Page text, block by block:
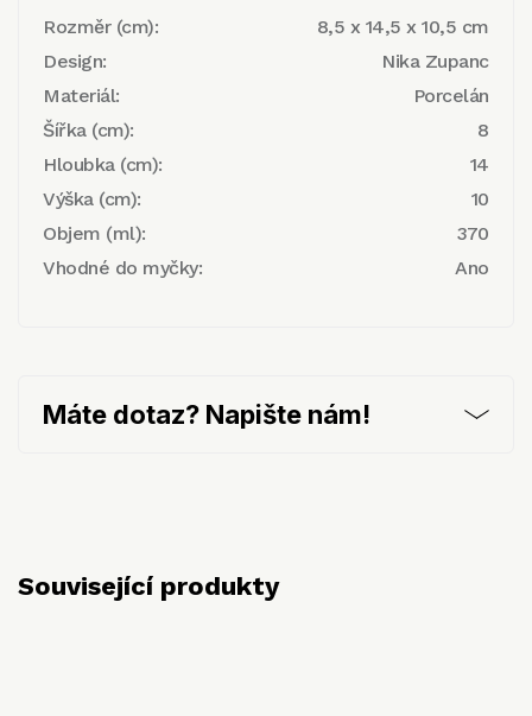
Rozměr (cm):
8,5 x 14,5 x 10,5 cm
Design:
Nika Zupanc
Materiál:
Porcelán
Šířka (cm):
8
Hloubka (cm):
14
Výška (cm):
10
Objem (ml):
370
Vhodné do myčky:
Ano
Máte dotaz? Napište nám!
Související produkty